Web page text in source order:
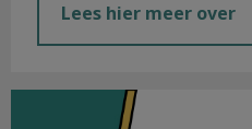
Lees hier meer over
Nieuwsbrief februari 2019